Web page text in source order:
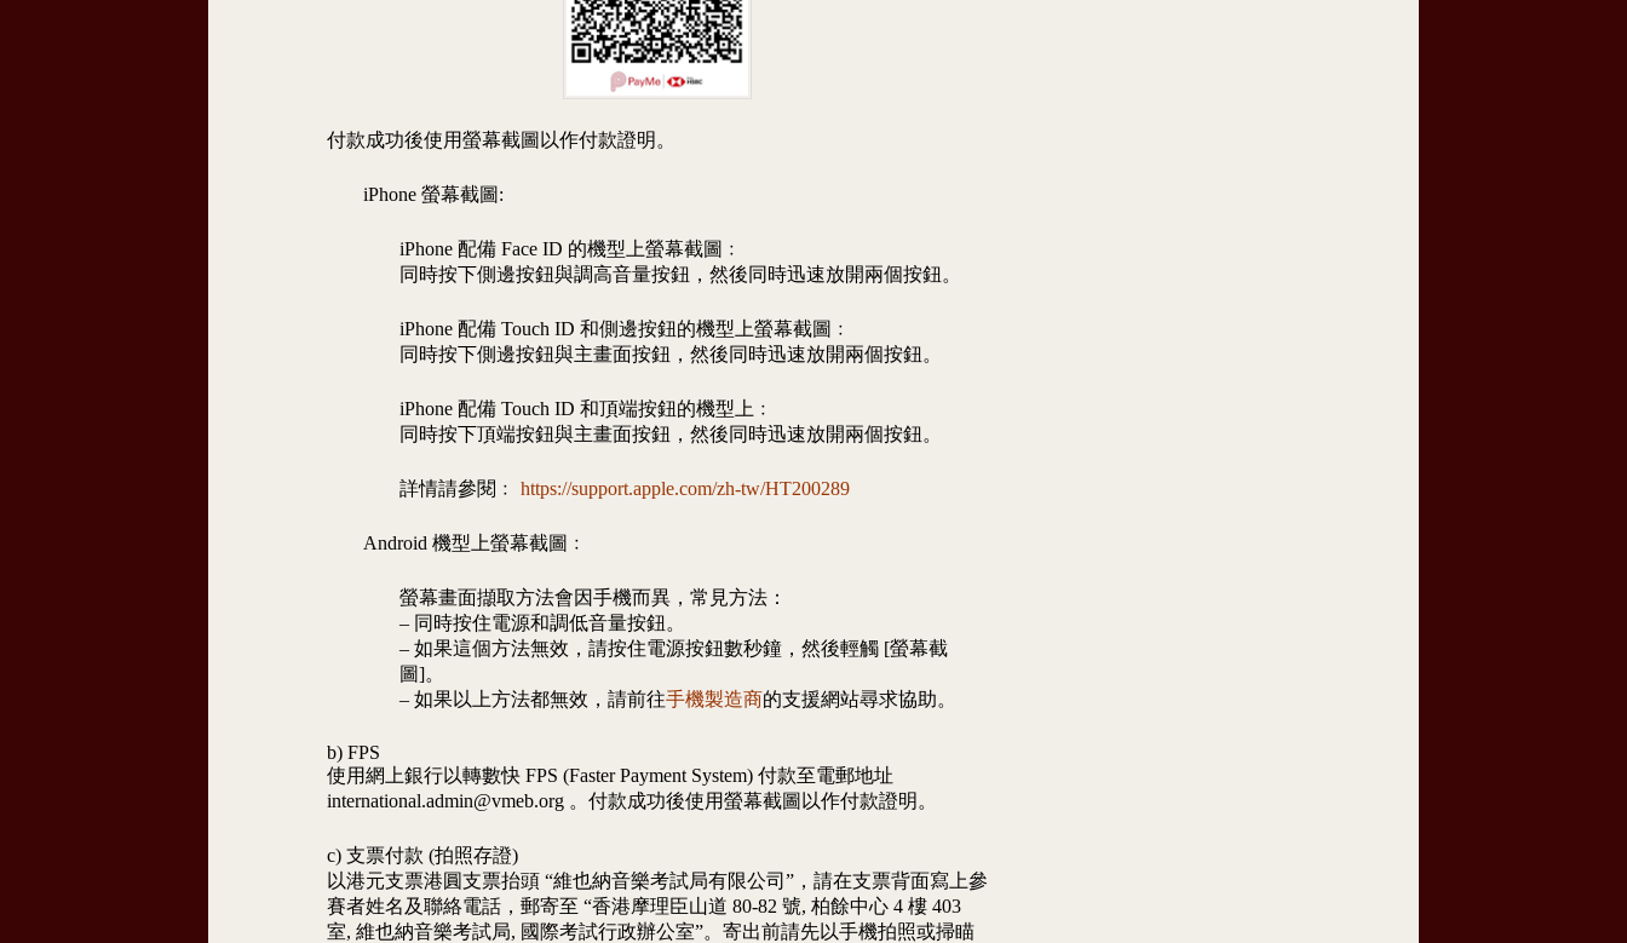
付款成功後使用螢幕截圖以作付款證明。
iPhone 螢幕截圖:
iPhone 配備 Face ID 的機型上螢幕截圖﹕
同時按下側邊按鈕與調高音量按鈕，然後同時迅速放開兩個按鈕。
iPhone 配備 Touch ID 和側邊按鈕的機型上螢幕截圖﹕
同時按下側邊按鈕與主畫面按鈕，然後同時迅速放開兩個按鈕。
iPhone 配備 Touch ID 和頂端按鈕的機型上﹕
同時按下頂端按鈕與主畫面按鈕，然後同時迅速放開兩個按鈕。
詳情請參閱﹕ https://support.apple.com/zh-tw/HT200289
Android 機型上螢幕截圖﹕
螢幕畫面擷取方法會因手機而異，常見方法：
– 同時按住電源和調低音量按鈕。
– 如果這個方法無效，請按住電源按鈕數秒鐘，然後輕觸 [螢幕截
圖]。
– 如果以上方法都無效，請前往手機製造商的支援網站尋求協助。
b) FPS
使用網上銀行以轉數快 FPS (Faster Payment System) 付款至電郵地址
international.admin@vmeb.org 。付款成功後使用螢幕截圖以作付款證明。
c) 支票付款 (拍照存證)
以港元支票港圓支票抬頭 “維也納音樂考試局有限公司”，請在支票背面寫上參
賽者姓名及聯絡電話，郵寄至 “香港摩理臣山道 80-82 號, 柏餘中心 4 樓 403
室, 維也納音樂考試局, 國際考試行政辦公室”。寄出前請先以手機拍照或掃瞄